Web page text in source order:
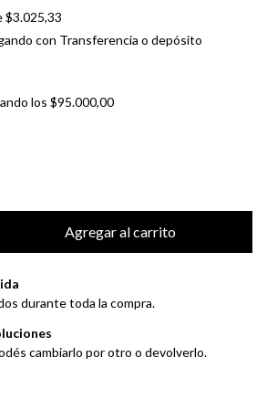
$3.025,33
con Transferencia o depósito
los $95.000,00
durante toda la compra.
cambiarlo por otro o devolverlo.